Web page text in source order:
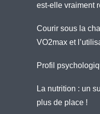
est-elle vraiment
Courir sous la
VO2max et
Profil
La nutrition : un
plus de place !